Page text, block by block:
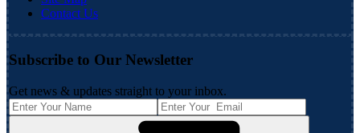
Contact Us
Subscribe to Our Newsletter
Get news & updates straight to your inbox.